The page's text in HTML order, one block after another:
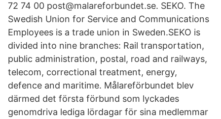
72 74 00 post@malareforbundet.se. SEKO. The
Swedish Union for Service and Communications
Employees is a trade union in Sweden.SEKO is
divided into nine branches: Rail transportation,
public administration, postal, road and railways,
telecom, correctional treatment, energy,
defence and maritime. Målareförbundet blev
därmed det första förbund som lyckades
genomdriva lediga lördagar för sina medlemmar